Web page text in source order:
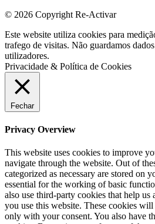
© 2026 Copyright Re-Activar
Este website utiliza cookies para
trafego de visitas. Não guardamos
utilizadores.
Privacidade & Política de Cookies
Fechar
Privacy Overview
This website uses cookies to improve
navigate through the website. Out of
categorized as necessary are stored on
essential for the working of basic
also use third-party cookies that help us
you use this website. These cookies
only with your consent. You also have